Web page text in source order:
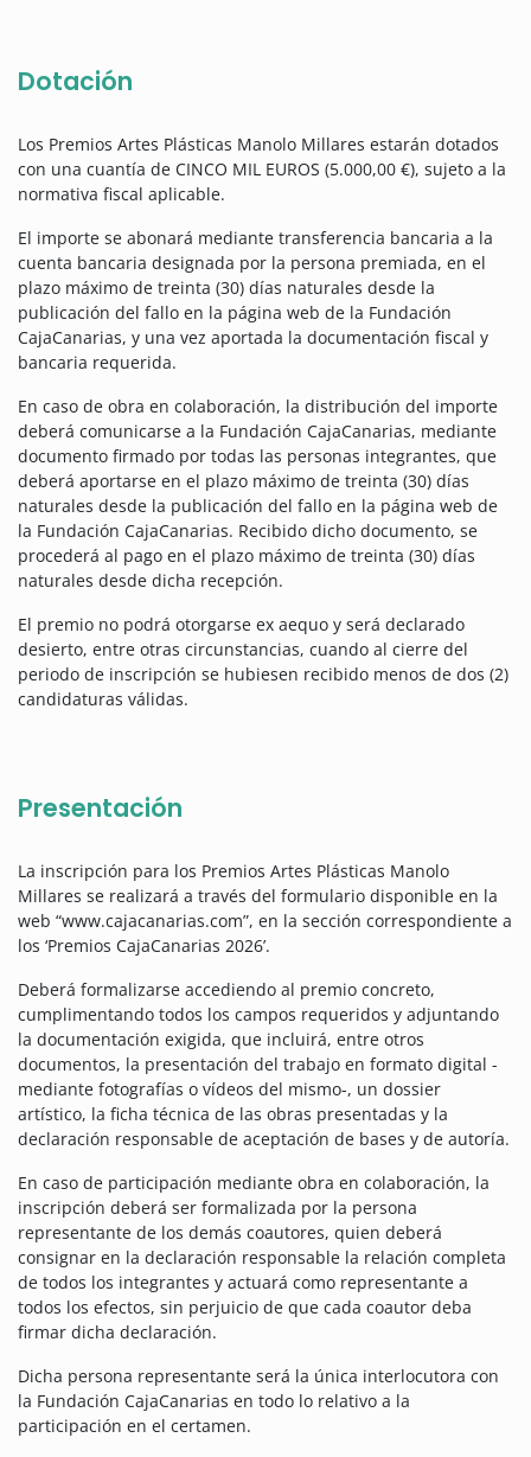
Dotación
Los Premios Artes Plásticas Manolo Millares estarán dotados
con una cuantía de CINCO MIL EUROS (5.000,00 €), sujeto a la
normativa fiscal aplicable.
El importe se abonará mediante transferencia bancaria a la
cuenta bancaria designada por la persona premiada, en el
plazo máximo de treinta (30) días naturales desde la
publicación del fallo en la página web de la Fundación
CajaCanarias, y una vez aportada la documentación fiscal y
bancaria requerida.
En caso de obra en colaboración, la distribución del importe
deberá comunicarse a la Fundación CajaCanarias, mediante
documento firmado por todas las personas integrantes, que
deberá aportarse en el plazo máximo de treinta (30) días
naturales desde la publicación del fallo en la página web de
la Fundación CajaCanarias. Recibido dicho documento, se
procederá al pago en el plazo máximo de treinta (30) días
naturales desde dicha recepción.
El premio no podrá otorgarse ex aequo y será declarado
desierto, entre otras circunstancias, cuando al cierre del
periodo de inscripción se hubiesen recibido menos de dos (2)
candidaturas válidas.
Presentación
La inscripción para los Premios Artes Plásticas Manolo
Millares se realizará a través del formulario disponible en la
web “www.cajacanarias.com”, en la sección correspondiente a
los ‘Premios CajaCanarias 2026’.
Deberá formalizarse accediendo al premio concreto,
cumplimentando todos los campos requeridos y adjuntando
la documentación exigida, que incluirá, entre otros
documentos, la presentación del trabajo en formato digital -
mediante fotografías o vídeos del mismo-, un dossier
artístico, la ficha técnica de las obras presentadas y la
declaración responsable de aceptación de bases y de autoría.
En caso de participación mediante obra en colaboración, la
inscripción deberá ser formalizada por la persona
representante de los demás coautores, quien deberá
consignar en la declaración responsable la relación completa
de todos los integrantes y actuará como representante a
todos los efectos, sin perjuicio de que cada coautor deba
firmar dicha declaración.
Dicha persona representante será la única interlocutora con
la Fundación CajaCanarias en todo lo relativo a la
participación en el certamen.